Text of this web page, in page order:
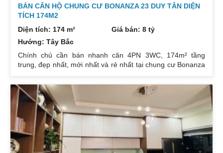
BÁN CĂN HỘ CHUNG CƯ BONANZA 23 DUY TÂN DIỆN
TÍCH 174M2
Diện tích: 174 m²
Giá bán: 8 tỷ
Hướng: Tây Bắc
Chính chủ cần bán nhanh căn 4PN 3WC, 174m² tầng
trung, đẹp nhất, mới nhất và rẻ nhất tại chung cư Bonanza
nên cần bán lại để đầu tư cái khác, cụ thể như sau:
Hướng: TB, ban công Đông Nam. Thiết kế: 4 ngủ 3WC DT:
174m². Nội thất đẹp thiết kế sang trọng trẻ trung. Phòng
khách, bếp, thiết bị vệ sinh tất cả đều mới và sử dụng tốt.
Nhà đã có sổ pháp